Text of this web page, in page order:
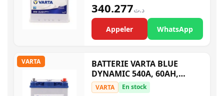
د.ت340.277
Appeler WhatsApp
VARTA
BATTERIE VARTA BLUE
DYNAMIC 540A, 60AH,
5604100543132 D47 D23
VARTA En stock